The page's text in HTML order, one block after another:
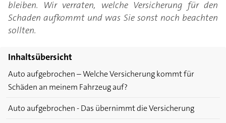
bleiben. Wir verraten, welche Versicherung für den
Schaden aufkommt und was Sie sonst noch beachten
sollten.
Inhaltsübersicht
Auto aufgebrochen – Welche Versicherung kommt für
Schäden an meinem Fahrzeug auf?
Auto aufgebrochen - Das übernimmt die Versicherung